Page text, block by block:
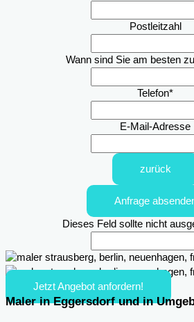
Postleitzahl
Wann sind Sie am besten
Telefon*
E-Mail-Adresse
zurück
Anfrage
Dieses Feld sollte nicht
Jetzt Angebot anfordern!
Maler in Eggersdorf und in